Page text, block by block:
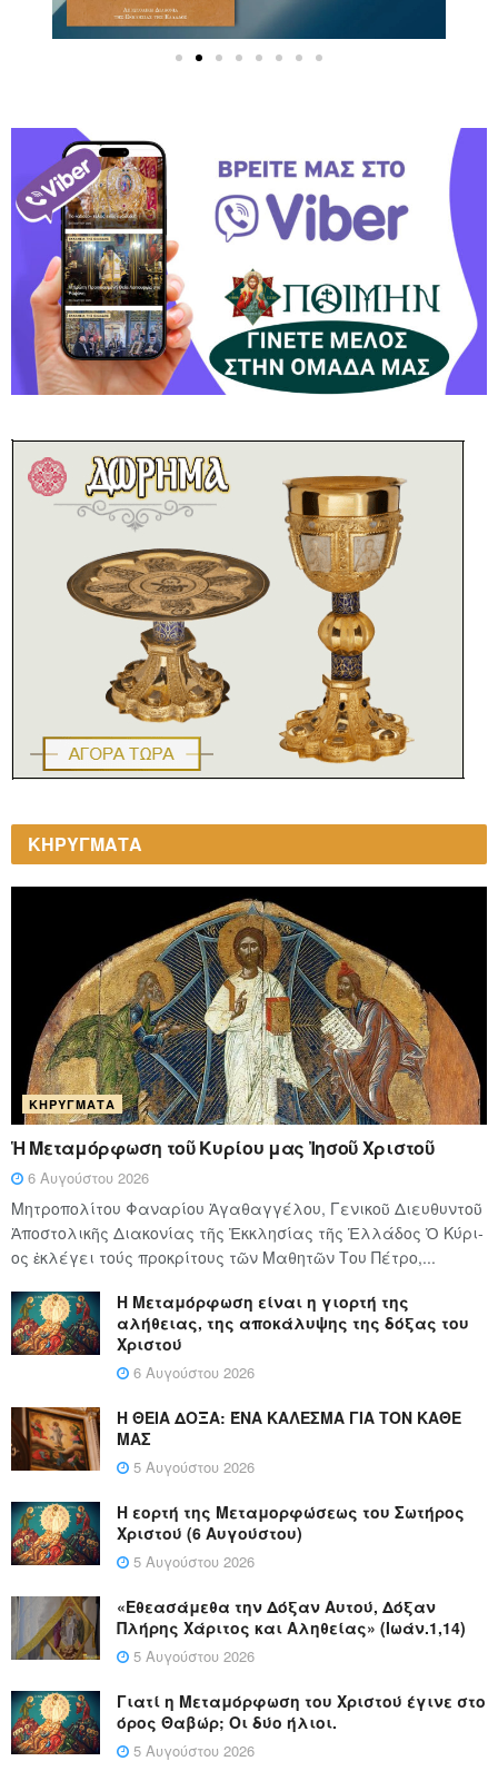
ΚΗΡΥΓΜΑΤΑ
ΚΗΡΎΓΜΑΤΑ
Ἡ Μεταμόρφωση τοῦ Κυρίου μας Ἰησοῦ Χριστοῦ
6 Αυγούστου 2026
Μητροπολίτου Φαναρίου Ἀγαθαγγέλου, Γενικοῦ Διευθυντοῦ
Ἀποστολικῆς Διακονίας τῆς Ἐκκλησίας τῆς Ἑλλάδος Ὁ Κύ­ρι­
ος ἐκλέγει τούς προ­κρί­τους τῶν Μα­θη­τῶν Του Πέ­τρο,...
Η Μεταμόρφωση είναι η γιορτή της
αλήθειας, της αποκάλυψης της δόξας του
Χριστού
6 Αυγούστου 2026
Η ΘΕΙΑ ΔΟΞΑ: ΈΝΑ ΚΑΛΕΣΜΑ ΓΙΑ ΤΟΝ ΚΑΘΕ
ΜΑΣ
5 Αυγούστου 2026
Η εορτή της Μεταμορφώσεως του Σωτήρος
Χριστού (6 Αυγούστου)
5 Αυγούστου 2026
«Εθεασάμεθα την Δόξαν Αυτού, Δόξαν
Πλήρης Χάριτος και Αληθείας» (Ιωάν.1,14)
5 Αυγούστου 2026
Γιατί η Μεταμόρφωση του Χριστού έγινε στο
όρος Θαβώρ; Οι δύο ήλιοι.
5 Αυγούστου 2026